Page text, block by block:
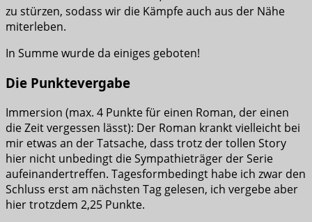
zu stürzen, sodass wir die Kämpfe auch aus der Nähe
miterleben.
In Summe wurde da einiges geboten!
Die Punktevergabe
Immersion (max. 4 Punkte für einen Roman, der einen
die Zeit vergessen lässt): Der Roman krankt vielleicht bei
mir etwas an der Tatsache, dass trotz der tollen Story
hier nicht unbedingt die Sympathieträger der Serie
aufeinandertreffen. Tagesformbedingt habe ich zwar den
Schluss erst am nächsten Tag gelesen, ich vergebe aber
hier trotzdem 2,25 Punkte.